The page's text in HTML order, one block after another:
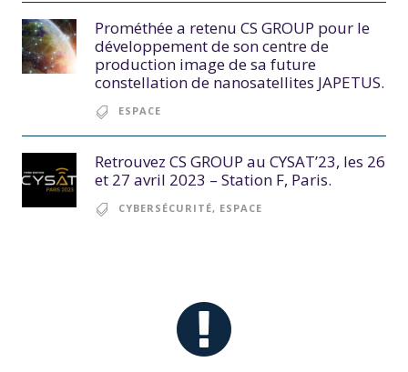
Prométhée a retenu CS GROUP pour le
développement de son centre de
production image de sa future
constellation de nanosatellites JAPETUS.
ESPACE
Retrouvez CS GROUP au CYSAT’23, les 26
et 27 avril 2023 – Station F, Paris.
CYBERSÉCURITÉ, ESPACE